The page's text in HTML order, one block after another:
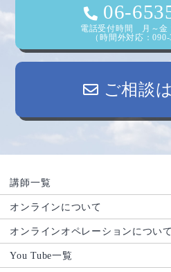
06-
電話受付時間 月～金
（時間外対応：090-
ご相談
講師一覧
オンラインについて
オンラインオペレーションについて
You Tube一覧